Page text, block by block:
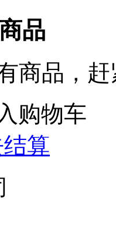
品
商品，
购物车
算